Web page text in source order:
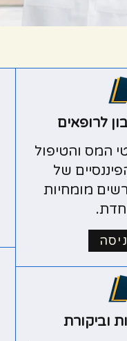
לרופאים
המס והטיפול
של
מומחיות
וביקורת